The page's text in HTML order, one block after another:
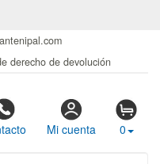
derecho de devolución
Mi cuenta 0